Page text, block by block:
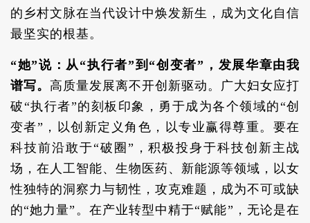
的乡村文脉在当代设计中焕发新生，成为文化自信
最坚实的根基。
“她”说：从“执行者”到“创变者”，发展华章由我
谱写。 高质量发展离不开创新驱动。广大妇女应打
破“执行者”的刻板印象，勇于成为各个领域的“创
变者”，以创新定义角色，以专业赢得尊重。要在
科技前沿敢于“破圈”，积极投身于科技创新主战
场，在人工智能、生物医药、新能源等领域，以女
性独特的洞察力与韧性，攻克难题，成为不可或缺
的“她力量”。在产业转型中精于“赋能”，无论是在